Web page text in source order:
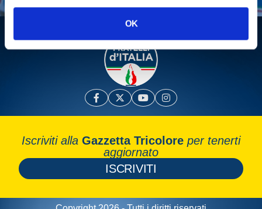
OK
Iscriviti alla Gazzetta Tricolore per tenerti
aggiornato
ISCRIVITI